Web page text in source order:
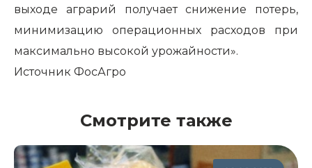
выходе аграрий получает снижение потерь,
минимизацию операционных расходов при
максимально высокой урожайности».
Источник ФосАгро
Смотрите также